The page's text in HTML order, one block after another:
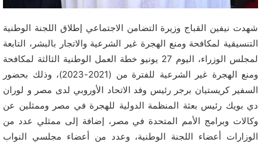
شهدت نيفين القباج وزيرة التضامن الاجتماعي إطلاق اللجنة الوطنية
التنسيقية لمكافحة ومنع الهجرة غير الشرعية والاتجار بالبشر، التابعة
لمجلس الوزراء، اليوم 27 يونيو خطة العمل الوطنية الثالثة لمكافحة
ومنع الهجرة غير الشرعية للفترة من (2021-2023)، وذلك بحضور
السفير كريستيان برجر رئيس وفد الاتحاد الأوروبي لدى مصر و لوران
دي بويك رئيس بعثة المنظمة الدولية للهجرة في مصر وممثلين عن
وكالات وبرامج الأمم المتحدة في مصر، إضافة إلى ممثلي عدد من
الوزارات أعضاء اللجنة الوطنية، وعدد من أعضاء مجلسي النواب